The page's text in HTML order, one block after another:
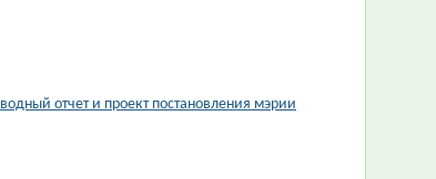
отчет и проект постановления мэрии